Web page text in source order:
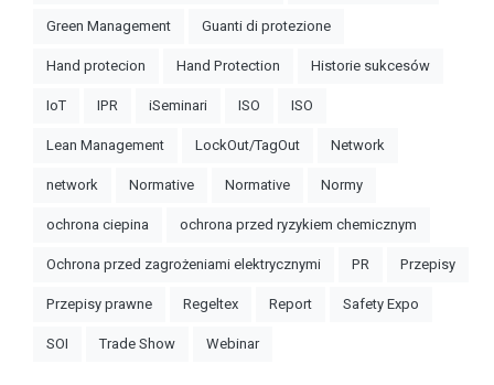
Green Management
Guanti di protezione
Hand protecion
Hand Protection
Historie sukcesów
IoT
IPR iSeminari ISO
ISO
Lean Management
LockOut/TagOut
Network
network
Normative Normative
Normy
ochrona ciepina
ochrona przed ryzykiem chemicznym
Ochrona przed zagrożeniami elektrycznymi
PR
Przepisy
Przepisy prawne
Regeltex Report
Safety Expo
SOI
Trade Show Webinar